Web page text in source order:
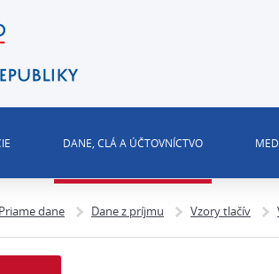
DANE, CLÁ A ÚČTOVNÍCTVO
Priame dane Dane z príjmu Vzory tlačív